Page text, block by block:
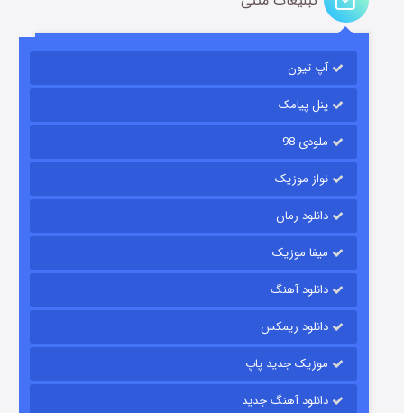
باب اسفنجی فصل ۱۷
قسمت۶ (زیرنویس) منتشر شد
قسمت۱۵ (دوبله) منتشر شد
آپ تیون
پنل پیامک
ملودی 98
نواز موزیک
دانلود رمان
میفا موزیک
دانلود آهنگ
دانلود ریمکس
موزیک جدید پاپ
دانلود آهنگ جدید